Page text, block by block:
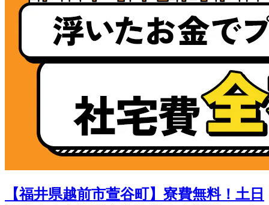
【福井県越前市萱谷町】寮費無料！土日